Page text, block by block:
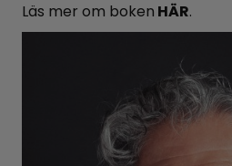
Läs mer om boken HÄR.